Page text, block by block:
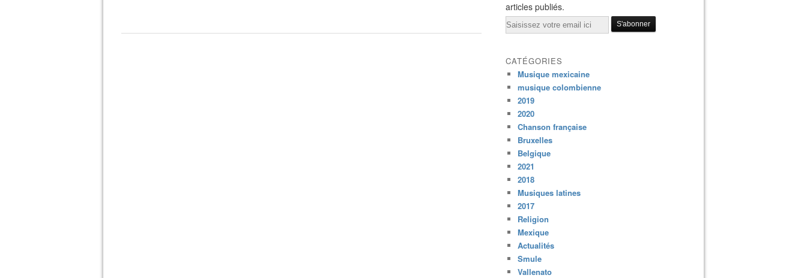
articles publiés.
Email
CATÉGORIES
Musique mexicaine
musique colombienne
2019
2020
Chanson française
Bruxelles
Belgique
2021
2018
Musiques latines
2017
Religion
Mexique
Actualités
Smule
Vallenato